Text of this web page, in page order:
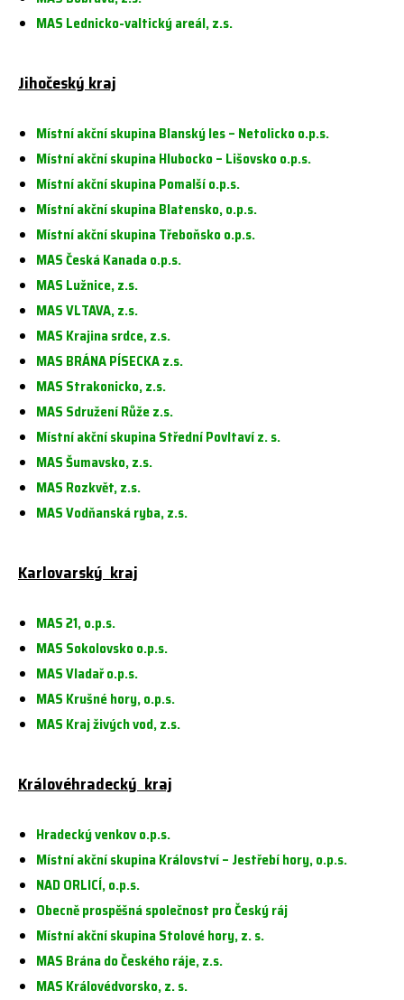
MAS Lednicko-valtický areál, z.s.
Jihočeský kraj
Místní akční skupina Blanský les – Netolicko o.p.s.
Místní akční skupina Hlubocko – Lišovsko o.p.s.
Místní akční skupina Pomalší o.p.s.
Místní akční skupina Blatensko, o.p.s.
Místní akční skupina Třeboňsko o.p.s.
MAS Česká Kanada o.p.s.
MAS Lužnice, z.s.
MAS VLTAVA, z.s.
MAS Krajina srdce, z.s.
MAS BRÁNA PÍSECKA z.s.
MAS Strakonicko, z.s.
MAS Sdružení Růže z.s.
Místní akční skupina Střední Povltaví z. s.
MAS Šumavsko, z.s.
MAS Rozkvět, z.s.
MAS Vodňanská ryba, z.s.
Karlovarský kraj
MAS 21, o.p.s.
MAS Sokolovsko o.p.s.
MAS Vladař o.p.s.
MAS Krušné hory, o.p.s.
MAS Kraj živých vod, z.s.
Královéhradecký kraj
Hradecký venkov o.p.s.
Místní akční skupina Království – Jestřebí hory, o.p.s.
NAD ORLICÍ, o.p.s.
Obecně prospěšná společnost pro Český ráj
Místní akční skupina Stolové hory, z. s.
MAS Brána do Českého ráje, z.s.
MAS Královédvorsko, z. s.